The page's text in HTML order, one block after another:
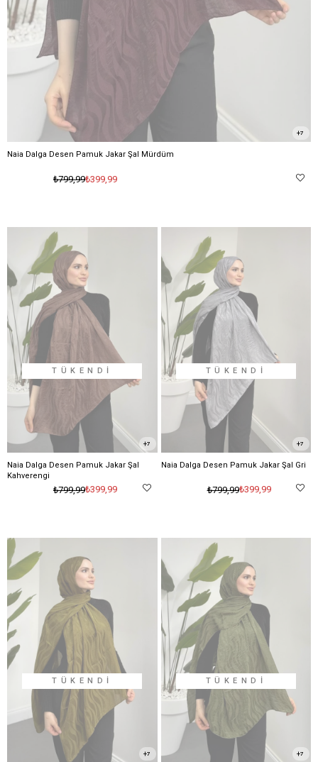
Naia Dalga Desen Pamuk Jakar Şal Mürdüm
₺399,99
₺799,99
7
TÜKENDI
Naia Dalga Desen Pamuk Jakar Şal
Kahverengi
₺399,99
₺799,99
7
TÜKENDI
Naia Dalga Desen Pamuk Jakar Şal Gri
₺399,99
₺799,99
7
TÜKENDI
7
TÜKENDI
7